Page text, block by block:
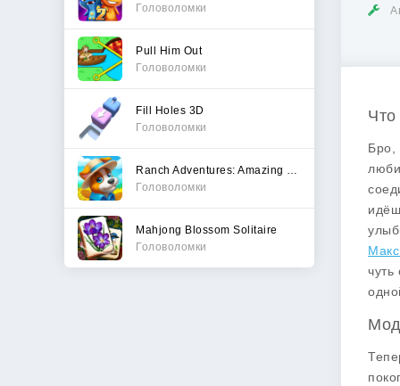
Головоломки
Pull Him Out
Головоломки
Fill Holes 3D
Головоломки
Головоломки
Mahjong Blossom Solitaire
Головоломки
Что
Бро,